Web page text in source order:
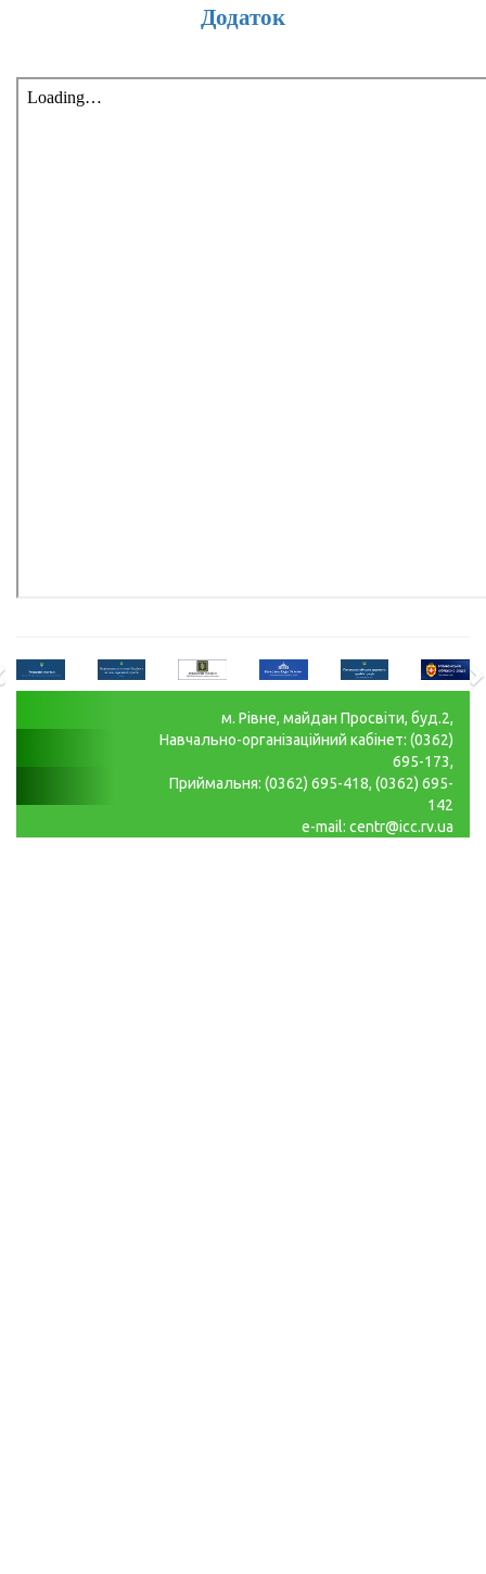
Додаток
м. Рівне, майдан Просвіти, буд.2,
Навчально-організаційний кабінет: (0362)
695-173,
Приймальня: (0362) 695-418, (0362) 695-
142
e-mail: centr@icc.rv.ua